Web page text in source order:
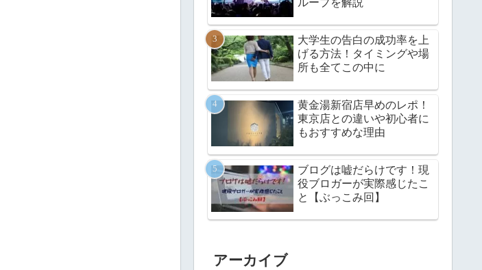
大学生の告白の成功率を上
げる方法！タイミングや場
所も全てこの中に
黄金湯新宿店早めのレポ！
東京店との違いや初心者に
もおすすめな理由
ブログは嘘だらけです！現
役ブロガーが実際感じたこ
と【ぶっこみ回】
アーカイブ